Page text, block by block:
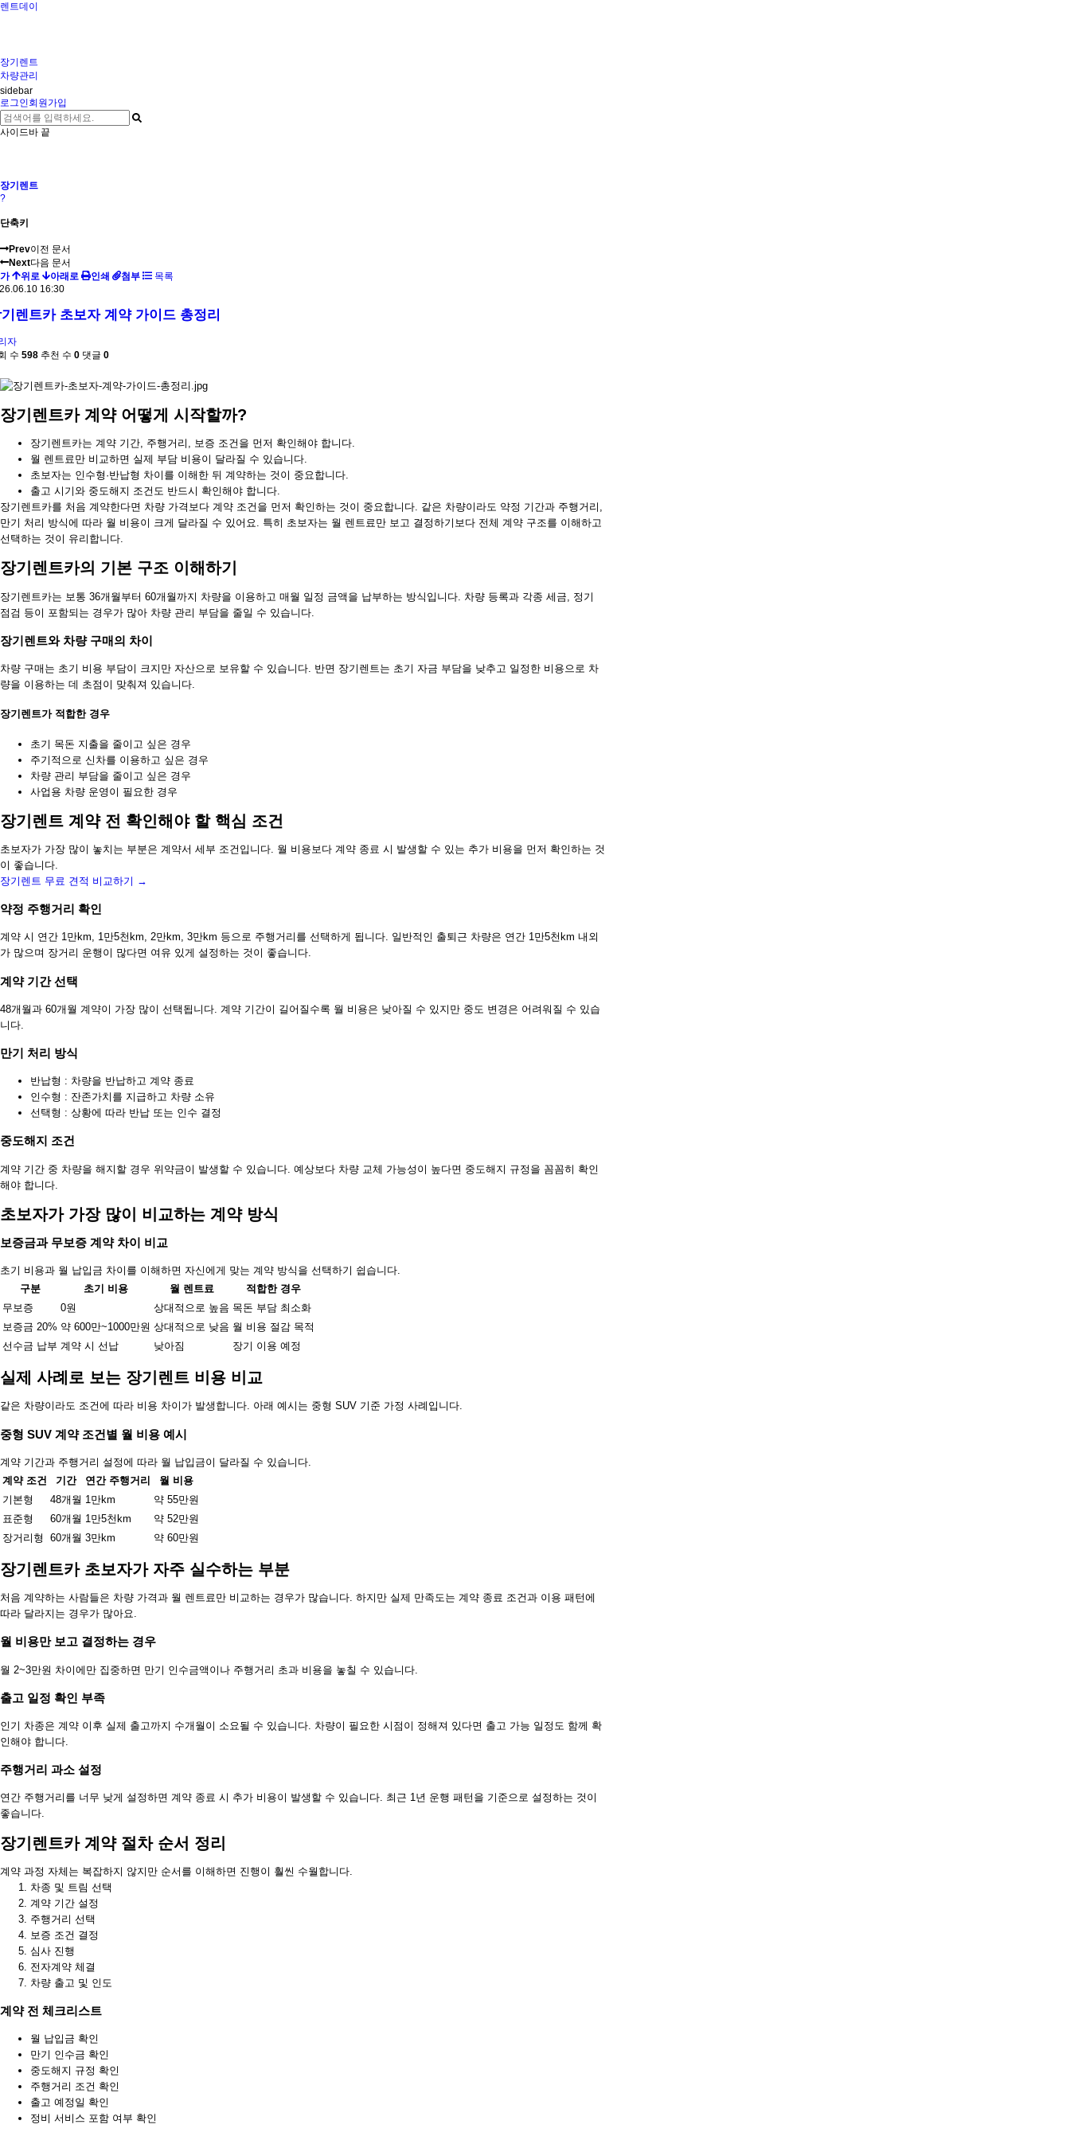
렌트데이
장기렌트
차량관리
sidebar
로그인회원가입
사이드바 끝
장기렌트
?
단축키
Prev이전 문서
Next다음 문서
가
위로 아래로 인쇄 첨부
목록
16:30
렌트카 초보자 계약 가이드 총정리
자
수 598 추천 수 0 댓글 0
장기렌트카 계약 어떻게 시작할까?
장기렌트카는 계약 기간, 주행거리, 보증 조건을 먼저 확인해야 합니다.
월 렌트료만 비교하면 실제 부담 비용이 달라질 수 있습니다.
초보자는 인수형·반납형 차이를 이해한 뒤 계약하는 것이 중요합니다.
출고 시기와 중도해지 조건도 반드시 확인해야 합니다.
장기렌트카를 처음 계약한다면 차량 가격보다 계약 조건을 먼저 확인하는 것이 중요합니다. 같은 차량이라도 약정 기간과 주행거리,
만기 처리 방식에 따라 월 비용이 크게 달라질 수 있어요. 특히 초보자는 월 렌트료만 보고 결정하기보다 전체 계약 구조를 이해하고
선택하는 것이 유리합니다.
장기렌트카의 기본 구조 이해하기
장기렌트카는 보통 36개월부터 60개월까지 차량을 이용하고 매월 일정 금액을 납부하는 방식입니다. 차량 등록과 각종 세금, 정기
점검 등이 포함되는 경우가 많아 차량 관리 부담을 줄일 수 있습니다.
장기렌트와 차량 구매의 차이
차량 구매는 초기 비용 부담이 크지만 자산으로 보유할 수 있습니다. 반면 장기렌트는 초기 자금 부담을 낮추고 일정한 비용으로 차
량을 이용하는 데 초점이 맞춰져 있습니다.
장기렌트가 적합한 경우
초기 목돈 지출을 줄이고 싶은 경우
주기적으로 신차를 이용하고 싶은 경우
차량 관리 부담을 줄이고 싶은 경우
사업용 차량 운영이 필요한 경우
장기렌트 계약 전 확인해야 할 핵심 조건
초보자가 가장 많이 놓치는 부분은 계약서 세부 조건입니다. 월 비용보다 계약 종료 시 발생할 수 있는 추가 비용을 먼저 확인하는 것
이 좋습니다.
장기렌트 무료 견적 비교하기 →
약정 주행거리 확인
계약 시 연간 1만km, 1만5천km, 2만km, 3만km 등으로 주행거리를 선택하게 됩니다. 일반적인 출퇴근 차량은 연간 1만5천km 내외
가 많으며 장거리 운행이 많다면 여유 있게 설정하는 것이 좋습니다.
계약 기간 선택
48개월과 60개월 계약이 가장 많이 선택됩니다. 계약 기간이 길어질수록 월 비용은 낮아질 수 있지만 중도 변경은 어려워질 수 있습
니다.
만기 처리 방식
반납형 : 차량을 반납하고 계약 종료
인수형 : 잔존가치를 지급하고 차량 소유
선택형 : 상황에 따라 반납 또는 인수 결정
중도해지 조건
계약 기간 중 차량을 해지할 경우 위약금이 발생할 수 있습니다. 예상보다 차량 교체 가능성이 높다면 중도해지 규정을 꼼꼼히 확인
해야 합니다.
초보자가 가장 많이 비교하는 계약 방식
보증금과 무보증 계약 차이 비교
초기 비용과 월 납입금 차이를 이해하면 자신에게 맞는 계약 방식을 선택하기 쉽습니다.
구분
초기 비용 월 렌트료
적합한 경우
무보증
0원 상대적으로 높음 목돈 부담 최소화
보증금 20% 약 600만~1000만원 상대적으로 낮음 월 비용 절감 목적
선수금 납부 계약 시 선납 낮아짐 장기 이용 예정
실제 사례로 보는 장기렌트 비용 비교
같은 차량이라도 조건에 따라 비용 차이가 발생합니다. 아래 예시는 중형 SUV 기준 가정 사례입니다.
중형 SUV 계약 조건별 월 비용 예시
계약 기간과 주행거리 설정에 따라 월 납입금이 달라질 수 있습니다.
계약 조건
기간 연간 주행거리
월 비용
기본형
48개월 1만km
약 55만원
표준형
60개월 1만5천km
약 52만원
장거리형
60개월 3만km 약 60만원
장기렌트카 초보자가 자주 실수하는 부분
처음 계약하는 사람들은 차량 가격과 월 렌트료만 비교하는 경우가 많습니다. 하지만 실제 만족도는 계약 종료 조건과 이용 패턴에
따라 달라지는 경우가 많아요.
월 비용만 보고 결정하는 경우
월 2~3만원 차이에만 집중하면 만기 인수금액이나 주행거리 초과 비용을 놓칠 수 있습니다.
출고 일정 확인 부족
인기 차종은 계약 이후 실제 출고까지 수개월이 소요될 수 있습니다. 차량이 필요한 시점이 정해져 있다면 출고 가능 일정도 함께 확
인해야 합니다.
주행거리 과소 설정
연간 주행거리를 너무 낮게 설정하면 계약 종료 시 추가 비용이 발생할 수 있습니다. 최근 1년 운행 패턴을 기준으로 설정하는 것이
좋습니다.
장기렌트카 계약 절차 순서 정리
계약 과정 자체는 복잡하지 않지만 순서를 이해하면 진행이 훨씬 수월합니다.
차종 및 트림 선택
계약 기간 설정
주행거리 선택
보증 조건 결정
심사 진행
전자계약 체결
차량 출고 및 인도
계약 전 체크리스트
월 납입금 확인
만기 인수금 확인
중도해지 규정 확인
주행거리 조건 확인
출고 예정일 확인
정비 서비스 포함 여부 확인